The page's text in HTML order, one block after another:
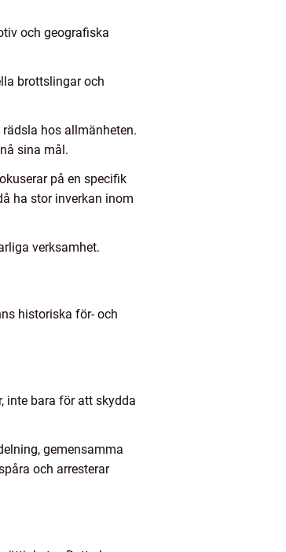
och geografiska
brottslingar och
hos allmänheten.
sina mål.
på en specifik
ha stor inverkan inom
verksamhet.
historiska för- och
inte bara för att skydda
gemensamma
och arresterar